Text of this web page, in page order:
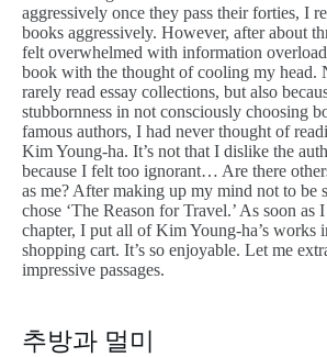
aggressively once they pass their forties, I
books aggressively. However, after about
felt overwhelmed with information
book with the thought of cooling my head.
rarely read essay collections, but also
stubbornness in not consciously choosing
famous authors, I had never thought of
Kim Young-ha. It’s not that I dislike the
because I felt too ignorant… Are there
as me? After making up my mind not to be
chose ‘The Reason for Travel.’ As soon as
chapter, I put all of Kim Young-ha’s works
shopping cart. It’s so enjoyable. Let me
impressive passages.
추방과 멀미